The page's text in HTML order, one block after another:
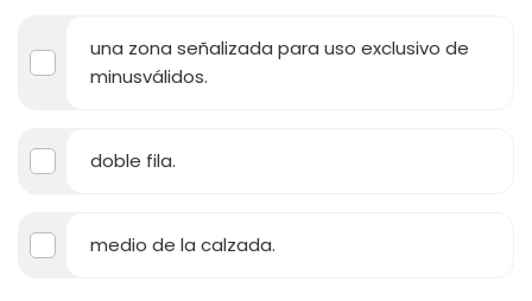
una zona señalizada para uso exclusivo de
minusválidos.
doble fila.
medio de la calzada.